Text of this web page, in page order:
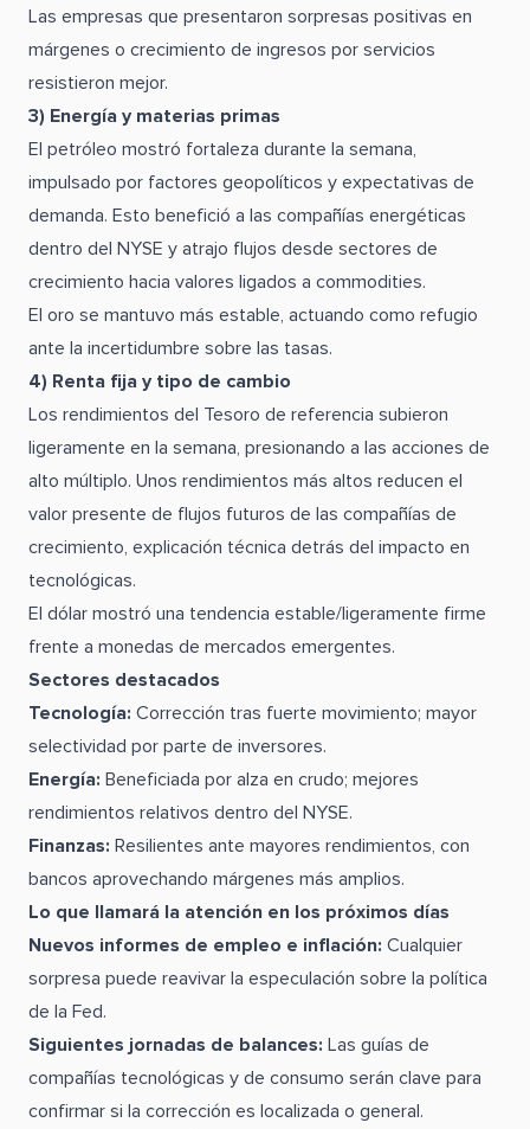
Las empresas que presentaron sorpresas positivas en
márgenes o crecimiento de ingresos por servicios
resistieron mejor.
3) Energía y materias primas
El petróleo mostró fortaleza durante la semana,
impulsado por factores geopolíticos y expectativas de
demanda. Esto benefició a las compañías energéticas
dentro del NYSE y atrajo flujos desde sectores de
crecimiento hacia valores ligados a commodities.
El oro se mantuvo más estable, actuando como refugio
ante la incertidumbre sobre las tasas.
4) Renta fija y tipo de cambio
Los rendimientos del Tesoro de referencia subieron
ligeramente en la semana, presionando a las acciones de
alto múltiplo. Unos rendimientos más altos reducen el
valor presente de flujos futuros de las compañías de
crecimiento, explicación técnica detrás del impacto en
tecnológicas.
El dólar mostró una tendencia estable/ligeramente firme
frente a monedas de mercados emergentes.
Sectores destacados
Tecnología: Corrección tras fuerte movimiento; mayor
selectividad por parte de inversores.
Energía: Beneficiada por alza en crudo; mejores
rendimientos relativos dentro del NYSE.
Finanzas: Resilientes ante mayores rendimientos, con
bancos aprovechando márgenes más amplios.
Lo que llamará la atención en los próximos días
Nuevos informes de empleo e inflación: Cualquier
sorpresa puede reavivar la especulación sobre la política
de la Fed.
Siguientes jornadas de balances: Las guías de
compañías tecnológicas y de consumo serán clave para
confirmar si la corrección es localizada o general.